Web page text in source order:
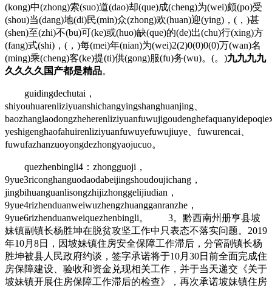
(kong)中(zhong)索(suo)道(dao)却(que)成(cheng)为(wei)颇(po)受
(shou)当(dang)地(di)民(min)众(zhong)欢(huan)迎(ying)，(，)甚
(shen)至(zhi)不(bu)可(ke)或(huo)缺(que)的(de)出(chu)行(xing)方
(fang)式(shi)，(，)每(mei)年(nian)为(wei)2(2)0(0)0(0)万(wan)名
(ming)乘(cheng)客(ke)提(ti)供(gong)服(fu)务(wu)。(。)九九九九
久久久久国产都是精品。
guidingdechutai，
shiyouhuarenliziyuanshichangyingshanghuanjing、
yeshigenghaofahuirenliziyuanfuwuyefuwujiuye、fuwurencai、
fuwufazhanzuoyongdezhongyaojucuo。
quezhenbingli4：zhongguoji，
9yue3riconghanguodaodabeijingshoudoujichang，
jingbihuanguanlisongzhijizhonggelijiudian，
9yue4rizhenduanweiwuzhengzhuangganranzhe，
9yue6rizhenduanweiquezhenbingli。 3。黔西南州册亨县坡
妹镇副镇长杨胜坤在脱贫攻坚工作中只表态不落实问题。2019
年10月8日，因坡妹镇住房安全保障工作滞后，分管副镇长杨
胜坤被县人民政府约谈，签字承诺将于10月30日前全面完成住
房保障建设、验收和资金兑现相关工作，并于当天递交《关于
坡妹镇开展住房保障工作滞后的检查》，再次承诺坡妹镇住房